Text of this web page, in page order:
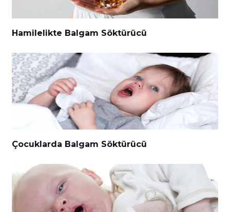
Hamilelikte Balgam Söktürücü
Çocuklarda Balgam Söktürücü